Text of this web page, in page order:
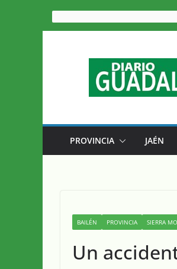
Saltar
al
PROVINCIA JAÉN
BAILÉN PROVINCIA SIERRA
Un